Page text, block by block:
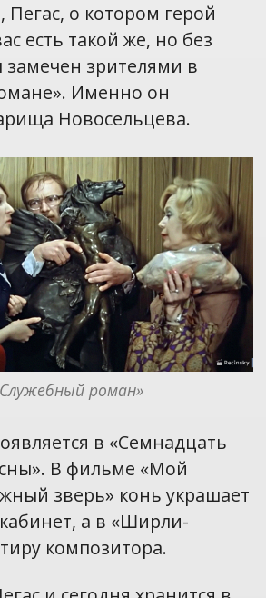
Пегас, о котором герой
есть такой же, но без
замечен зрителями в
Именно он
Новосельцева.
роман»
в «Семнадцать
В фильме «Мой
зверь» конь украшает
а в «Ширли-
композитора.